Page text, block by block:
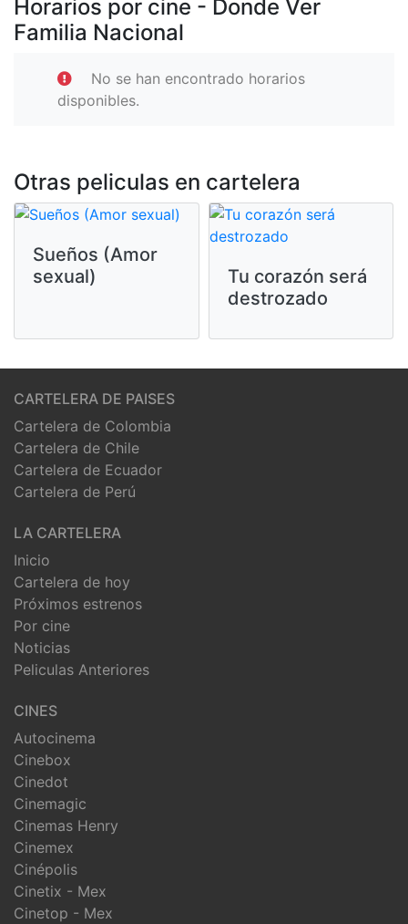
Horarios por cine - Donde Ver
Familia Nacional
No se han encontrado horarios
disponibles.
Otras peliculas en cartelera
Sueños (Amor
sexual)
Tu corazón será
destrozado
CARTELERA DE PAISES
Cartelera de Colombia
Cartelera de Chile
Cartelera de Ecuador
Cartelera de Perú
LA CARTELERA
Inicio
Cartelera de hoy
Próximos estrenos
Por cine
Noticias
Peliculas Anteriores
CINES
Autocinema
Cinebox
Cinedot
Cinemagic
Cinemas Henry
Cinemex
Cinépolis
Cinetix - Mex
Cinetop - Mex